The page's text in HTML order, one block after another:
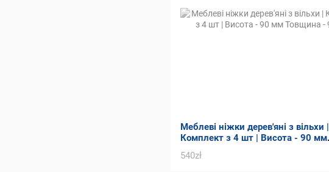
Меблеві ніжки дерев'яні з вільхи |
Комплект з 4 шт | Висота - 90 мм
Товщина - 90 мм
540zł